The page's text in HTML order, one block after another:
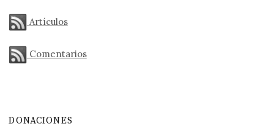
Artículos
Comentarios
DONACIONES